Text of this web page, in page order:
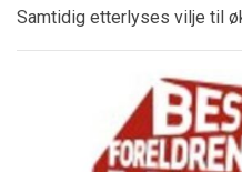
Samtidig etterlyses vilje til